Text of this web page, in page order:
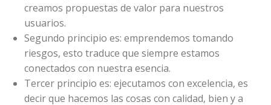
creamos propuestas de valor para nuestros
usuarios.
Segundo principio es: emprendemos tomando
riesgos, esto traduce que siempre estamos
conectados con nuestra esencia.
Tercer principio es: ejecutamos con excelencia, es
decir que hacemos las cosas con calidad, bien y a